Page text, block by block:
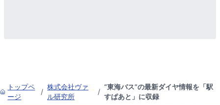
トップペ
ージ
/
株式会社ヴァ
ル研究所
/
“東海バス”の最新ダイヤ情報を「駅
すぱあと」に収録